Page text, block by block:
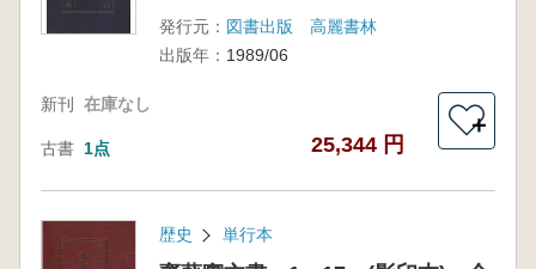
発行元： 図書出版 高麗書林
出版年： 1989/06
新刊 在庫なし
古書 1点 25,344 円
＋
歴史 単行本